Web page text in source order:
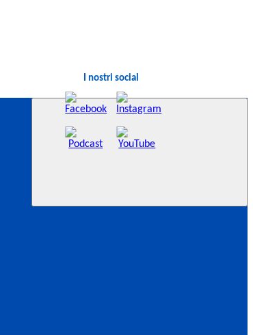
I nostri social